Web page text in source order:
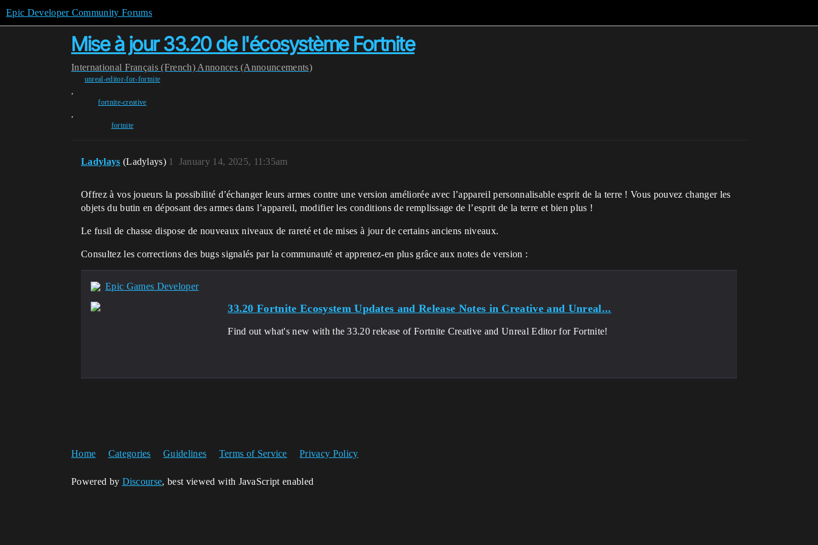
Epic Developer Community Forums
Mise à jour 33.20 de l'écosystème Fortnite
International Français (French) Annonces (Announcements)
unreal-editor-for-fortnite
,
fortnite-creative
,
fortnite
Ladylays (Ladylays) January 14, 2025, 11:35am
1
Offrez à vos joueurs la possibilité d’échanger leurs armes contre une version améliorée avec l’appareil personnalisable esprit de la terre ! Vous pouvez changer les
objets du butin en déposant des armes dans l’appareil, modifier les conditions de remplissage de l’esprit de la terre et bien plus !
Le fusil de chasse dispose de nouveaux niveaux de rareté et de mises à jour de certains anciens niveaux.
Consultez les corrections des bugs signalés par la communauté et apprenez-en plus grâce aux notes de version :
Epic Games Developer
33.20 Fortnite Ecosystem Updates and Release Notes in Creative and Unreal...
Find out what's new with the 33.20 release of Fortnite Creative and Unreal Editor for Fortnite!
Home Categories Guidelines Terms of Service Privacy Policy
Powered by Discourse, best viewed with JavaScript enabled